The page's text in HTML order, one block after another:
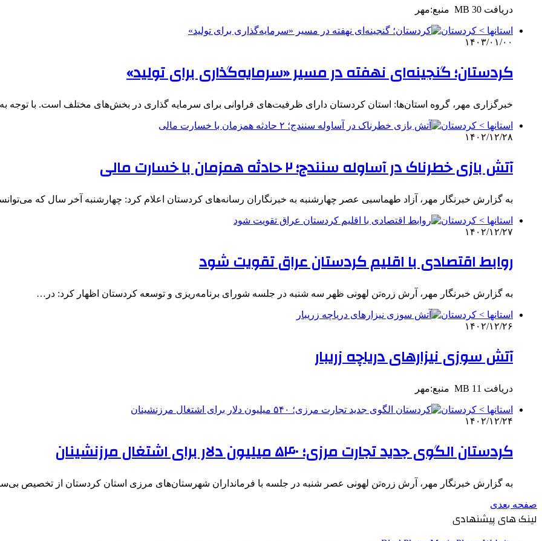
دریافت 30 MB ‌ منبع:مهر
استانها > کردستان
۱۴۰۳/۰۱/۰۰
کردستان؛ گنجینه‌ای نهفته در مسیر «سرمایه‌گذاری برای تولید»
خبرگزاری مهر، گروه استان‌ها: استان کردستان دارای ظرفیت‌های فراوانی برای سرمایه گذاری در بخش‌های مختلف است. با توجه
استانها > کردستان
۱۴۰۲/۱۲/۲۸
آتش بازی خطرناک در آساوله سنندج؛ ۲ حادثه همزمان با خسارت مالی
به گزارش خبرنگار مهر، آزاد طهماسبی عصر چهارشنبه به خبرنگاران رسانه‌های کردستان اعلام کرد: چهارشنبه آخر سال که
استانها > کردستان
۱۴۰۲/۱۲/۲۷
روابط اقتصادی با اقلیم کردستان عراق تقویت شود
به گزارش خبرنگار مهر، آرش زره‌تن لهونی ظهر سه شنبه در جلسه شورای برنامه‌ریزی و توسعه کردستان اظهار کرد: در…
استانها > کردستان
۱۴۰۲/۱۲/۲۶
آتش سوزی نیزارهای دریاچه زریبار
دریافت 11 MB ‌ منبع:مهر
استانها > کردستان
۱۴۰۲/۱۲/۲۴
کردستان الگوی جدید تجارت مرزی؛ ۵۴۰ میلیون دلار برای اشتغال مرزنشینان
به گزارش خبرنگار مهر، آرش زره‌تن لهونی عصر شنبه در جلسه با فرمانداران شهرستان‌های مرزی استان کردستان از تخصیص
صفحه بعدی
لینک های پیشنهادی